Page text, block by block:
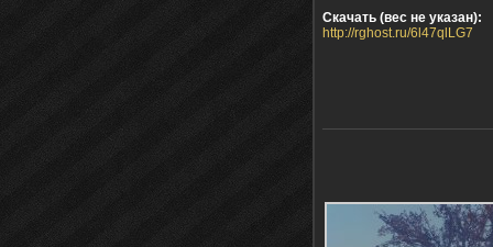
Скачать (вес не указан):
http://rghost.ru/6l47qlLG7